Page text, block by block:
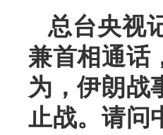
总台央视
兼首相通话
为，伊朗战
止战。请问